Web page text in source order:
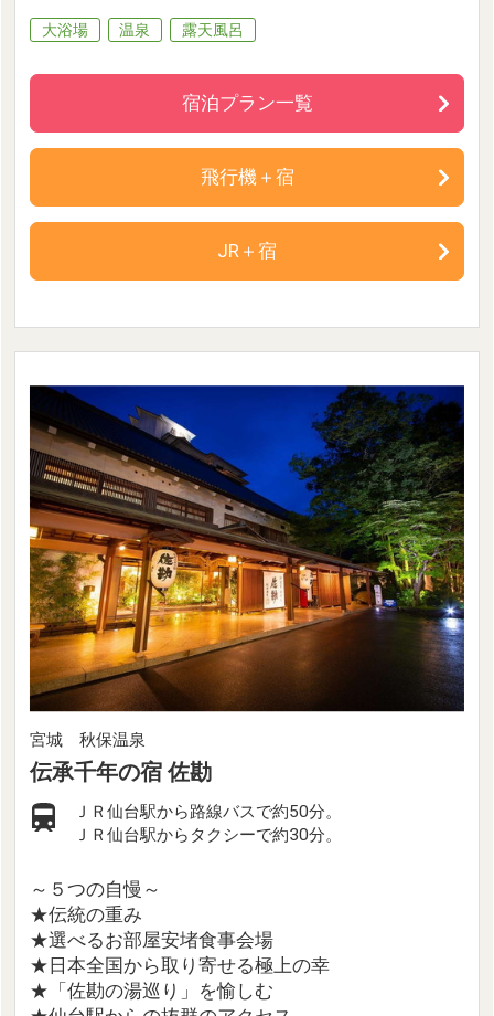
大浴場 温泉 露天風呂
宿泊プラン一覧
飛行機＋宿
JR＋宿
宮城 秋保温泉
伝承千年の宿 佐勘
ＪＲ仙台駅から路線バスで約50分。
ＪＲ仙台駅からタクシーで約30分。
～５つの自慢～
★伝統の重み
★選べるお部屋安堵食事会場
★日本全国から取り寄せる極上の幸
★「佐勘の湯巡り」を愉しむ